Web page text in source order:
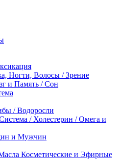
Ногти, Волосы / Зрение
и Память / Сон
/ Водоросли
/ Холестерин / Омега и
и Мужчин
Косметические и Эфирные